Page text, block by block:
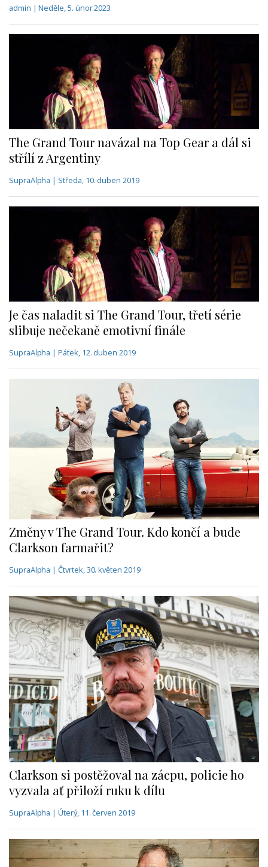
admin | Neděle, 5. únor 2023
The Grand Tour navázal na Top Gear a dál si
střílí z Argentiny
SupraAlpha | Středa, 10. duben 2019
Je čas naladit si The Grand Tour, třetí série
slibuje nečekaně emotivní finále
SupraAlpha | Pátek, 12. duben 2019
Změny v The Grand Tour. Kdo končí a bude
Clarkson farmařit?
SupraAlpha | Čtvrtek, 30. květen 2019
Clarkson si postěžoval na zácpu, policie ho
vyzvala ať přiloží ruku k dílu
SupraAlpha | Úterý, 11. červen 2019